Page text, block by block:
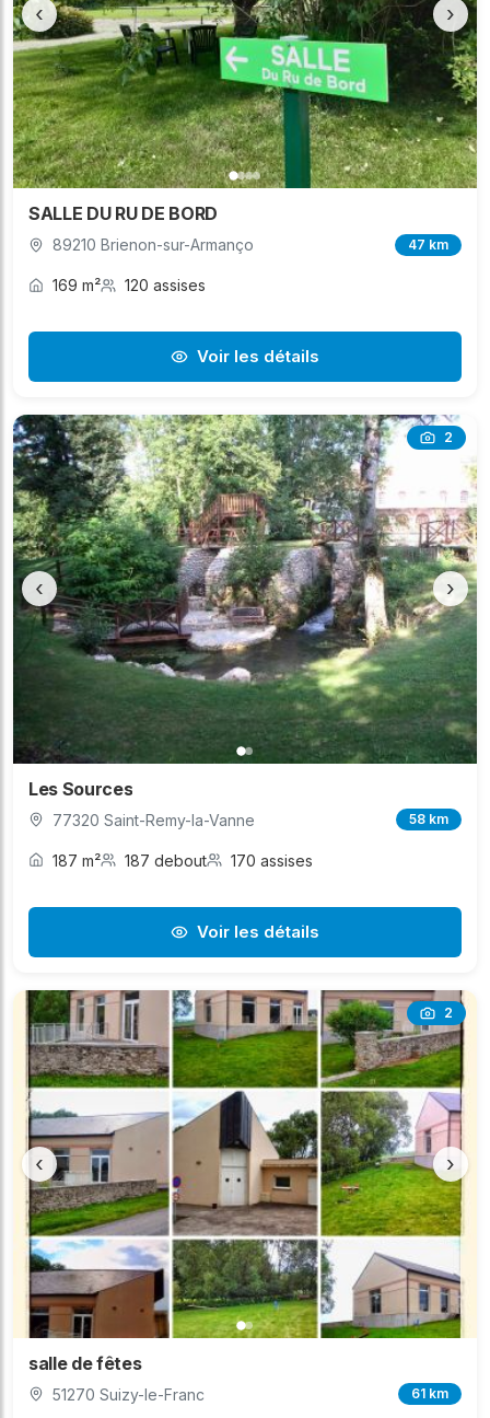
‹ ›
SALLE DU RU DE BORD
89210 Brienon-sur-Armanço 47 km
169 m² 120 assises
Voir les détails
2
‹ ›
Les Sources
77320 Saint-Remy-la-Vanne 58 km
187 m² 187 debout 170 assises
Voir les détails
2
‹ ›
salle de fêtes
51270 Suizy-le-Franc 61 km